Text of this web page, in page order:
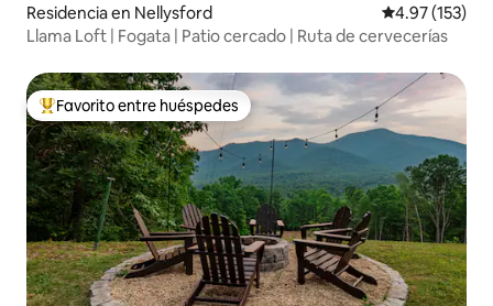
Residencia en Nellysford Calificación
4.97 (153)
Llama Loft | Fogata | Patio cercado | Ruta de cervecerías
De los mejores en Favorito entre huéspedes
Favorito entre huéspedes